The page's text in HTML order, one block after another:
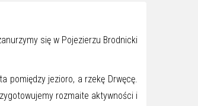
się w Pojezierzu Brodnicki
pomiędzy jezioro, a rzekę Drwęcę.
rozmaite aktywności i